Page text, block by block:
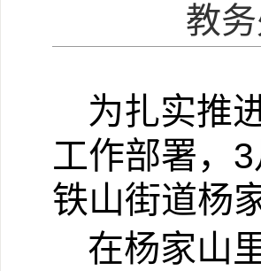
教
为扎实推
工作部署， 3
铁山街道杨
在杨家山